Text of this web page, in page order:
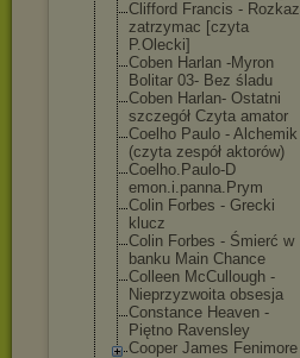
Clifford Francis - Rozkaz
zatrzymac [czyta
P.Olecki]
Coben Harlan -Myron
Bolitar 03- Bez śladu
Coben Harlan- Ostatni
szczegół Czyta amator
Coelho Paulo - Alchemik
(czyta zespół aktorów)
Coelho.Paulo-D
emon.i.panna.Prym
Colin Forbes - Grecki
klucz
Colin Forbes - Śmierć w
banku Main Chance
Colleen McCullough -
Nieprzyzwoita obsesja
Constance Heaven -
Piętno Ravensley
Cooper James Fenimore